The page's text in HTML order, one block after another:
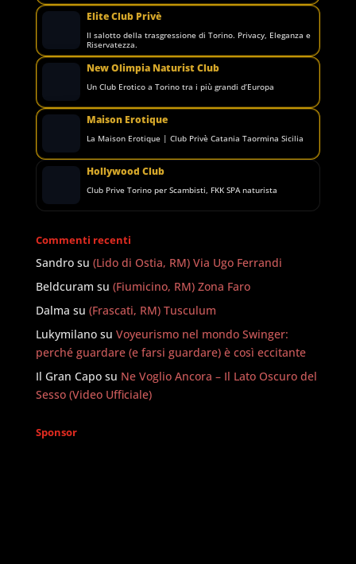
Elite Club Privè
Il salotto della trasgressione di Torino. Privacy, Eleganza e
Riservatezza.
New Olimpia Naturist Club
Un Club Erotico a Torino tra i più grandi d’Europa
Maison Erotique
La Maison Erotique | Club Privè Catania Taormina Sicilia
Hollywood Club
Club Prive Torino per Scambisti, FKK SPA naturista
Commenti recenti
Sandrosu (Lido di Ostia, RM) Via Ugo Ferrandi
Beldcuram su (Fiumicino, RM) Zona Faro
Dalma su (Frascati, RM) Tusculum
Lukymilanosu Voyeurismo nel mondo Swinger:
perché guardare (e farsi guardare) è così eccitante
Il Gran Caposu Ne Voglio Ancora – Il Lato Oscuro del
Sesso (Video Ufficiale)
Sponsor